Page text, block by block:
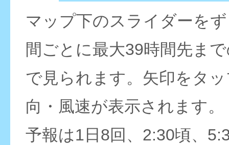
マップ下のスライダーを
間ごとに最大39時間先ま
で見られます。矢印をタ
向・風速が表示されます。
予報は1日8回、2:30頃、